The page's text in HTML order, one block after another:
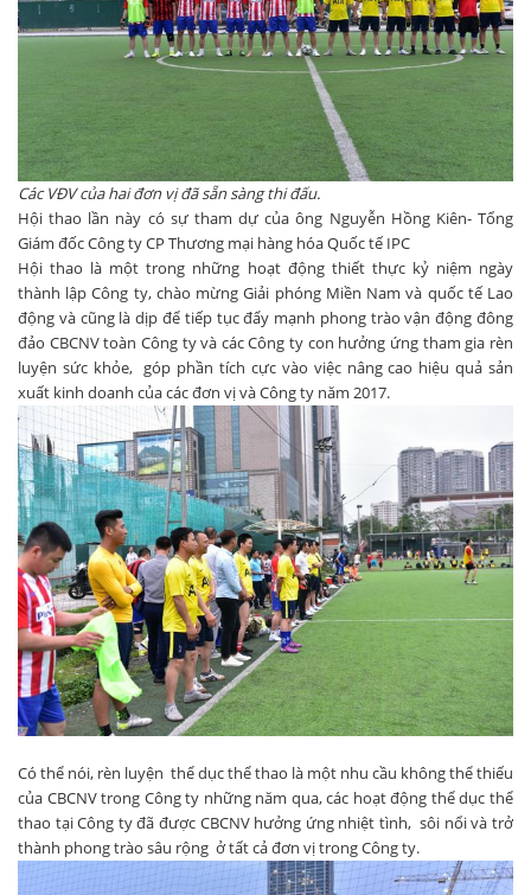
Các VĐV của hai đơn vị đã sẵn sàng thi đấu.
Hội thao lần này có sự tham dự của ông Nguyễn Hồng Kiên- Tổng
Giám đốc Công ty CP Thương mại hàng hóa Quốc tế IPC
Hội thao là một trong những hoạt động thiết thực kỷ niệm ngày
thành lập Công ty, chào mừng Giải phóng Miền Nam và quốc tế Lao
động và cũng là dịp để tiếp tục đẩy mạnh phong trào vận động đông
đảo CBCNV toàn Công ty và các Công ty con hưởng ứng tham gia rèn
luyện sức khỏe, góp phần tích cực vào việc nâng cao hiệu quả sản
xuất kinh doanh của các đơn vị và Công ty năm 2017.
Có thể nói, rèn luyện thể dục thể thao là một nhu cầu không thể thiếu
của CBCNV trong Công ty những năm qua, các hoạt động thể dục thể
thao tại Công ty đã được CBCNV hưởng ứng nhiệt tình, sôi nổi và trở
thành phong trào sâu rộng ở tất cả đơn vị trong Công ty.